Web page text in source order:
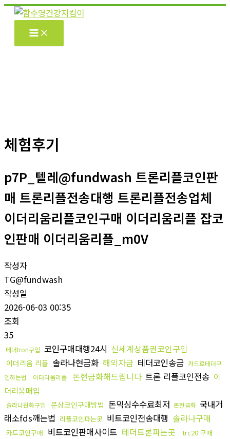
콘
체험후기
p7P_텔레@fundwash 트론리플코인판
매 트론리플전송대행 트론리플전송업체
이더리움리플코인구매 이더리움리플 잡코
인판매 이더리움리플_m0V
작성자
TG@fundwash
작성일
2026-06-03 00:35
조회
35
테더tron구입 코인구매대행24시 신세계상품권코인구입
이더리움 리플 솔라나현금화 해외자금 테더코인송금 카드로테더구
입하는법
이더리움리플 돈현금화해드립니다 트론 리플코인전송 이
더리움매입
솔라나원화구입 문상코인구매방법 돈믹싱수수료최저 돈현금화 국내거
래소fds깨는법 리플코인파는곳 비트코인전송대행 솔라나구매
카드코인구매 비트코인판매사이트 테더트론파는곳 trc20 구매